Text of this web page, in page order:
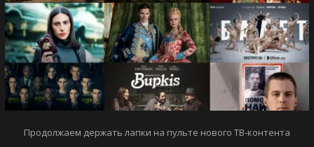
Продолжаем держать лапки на пульте нового ТВ-контента